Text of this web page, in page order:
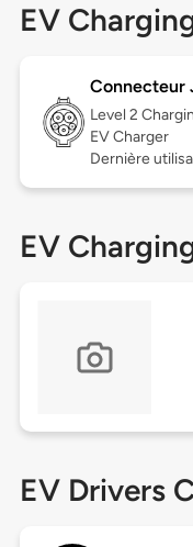
EV
Connecteur
Level 2
EV Charger
Dernière
EV
EV Drivers